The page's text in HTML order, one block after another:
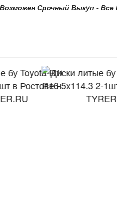
Срочный Выкуп - Все